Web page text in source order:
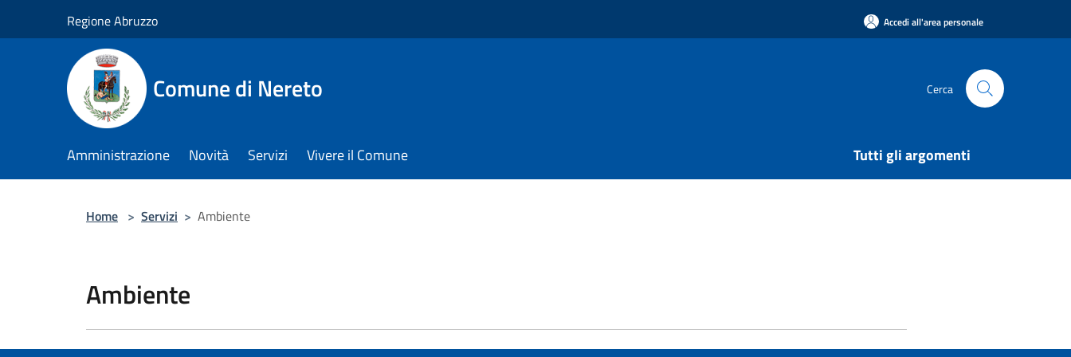
Regione Abruzzo Accedi all'area personale
Comune di Nereto Cerca
Amministrazione Novità Servizi Vivere il Comune Tutti gli argomenti
Home > Servizi > Ambiente
Ambiente